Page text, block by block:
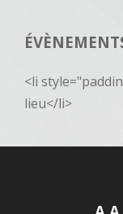
<li
lieu</li>